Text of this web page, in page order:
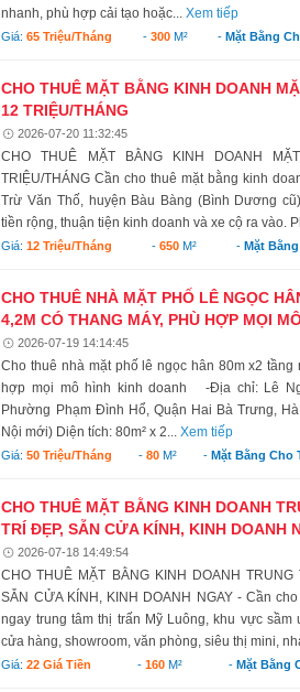
nhanh, phù hợp cải tạo hoặc...Xem tiếp
Giá:65 Triệu/tháng - 300M² -Mặt Bằng
CHO THUÊ MẶT BẰNG KINH DOANH
12 TRIỆU/THÁNG
2026-07-20 11:32:45
CHO THUÊ MẶT BẰNG KINH DOANH
TRIỆU/THÁNG Cần cho thuê mặt bằng kinh
Trừ Văn Thố, huyện Bàu Bàng (Bình Dương
tiền rộng, thuận tiện kinh doanh và xe cộ ra vào.
Giá:12 Triệu/tháng -650 M² - Mặt
CHO THUÊ NHÀ MẶT PHỐ LÊ NGỌC
4,2M CÓ THANG MÁY, PHÙ HỢP MỌI
2026-07-19 14:14:45
Cho thuê nhà mặt phố lê ngọc hân 80m x2 tầng
hợp mọi mô hình kinh doanh -Địa chỉ: Lê
Phường Phạm Đình Hổ, Quận Hai Bà Trưng,
Nội mới) Diện tích: 80m² x 2...Xem tiếp
Giá:50 Triệu/tháng -80 M² - Mặt Bằng Cho
CHO THUÊ MẶT BẰNG KINH DOANH
TRÍ ĐẸP, SẴN CỬA KÍNH, KINH DOANH
2026-07-18 14:49:54
CHO THUÊ MẶT BẰNG KINH DOANH
SẴN CỬA KÍNH, KINH DOANH NGAY - Cần
ngay trung tâm thị trấn Mỹ Luông, khu vực
cửa hàng, showroom, văn phòng, siêu thị mini,
Giá:22 Giá Tiền -160 M² - Mặt Bằng